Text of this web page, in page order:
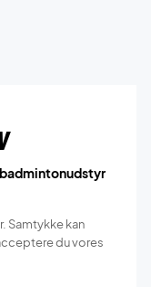
Samtykke kan
du vores